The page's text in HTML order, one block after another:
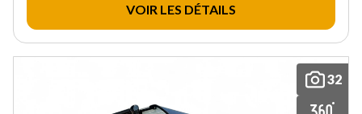
VOIR LES DÉTAILS
32